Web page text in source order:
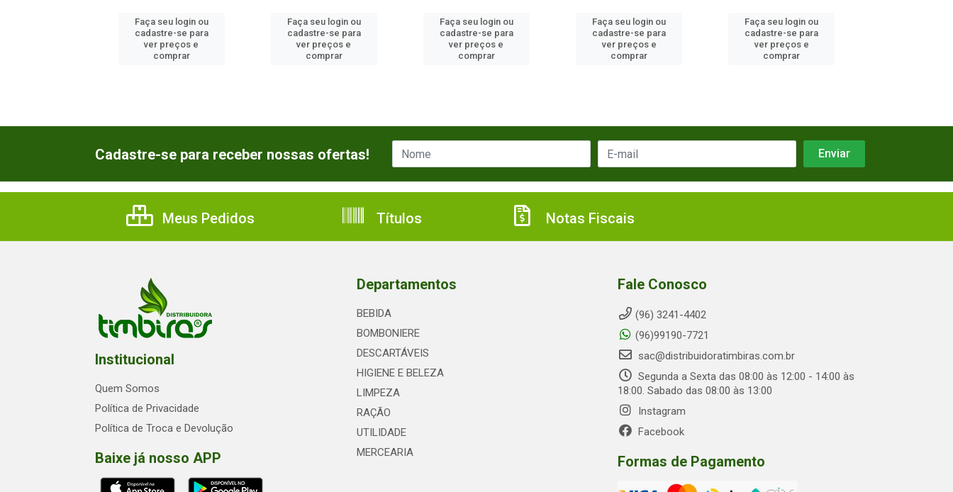
Faça seu login ou
cadastre-se para
ver preços e
comprar
Faça seu login ou
cadastre-se para
ver preços e
comprar
Faça seu login ou
cadastre-se para
ver preços e
comprar
Faça seu login ou
cadastre-se para
ver preços e
comprar
Faça seu login ou
cadastre-se para
ver preços e
comprar
Cadastre-se para receber nossas ofertas!
Meus Pedidos Títulos Notas Fiscais
Institucional
Quem Somos
Política de Privacidade
Política de Troca e Devolução
Baixe já nosso APP
Departamentos
BEBIDA
BOMBONIERE
DESCARTÁVEIS
HIGIENE E BELEZA
LIMPEZA
RAÇÃO
UTILIDADE
MERCEARIA
Fale Conosco
(96) 3241-4402
(96)99190-7721
sac@distribuidoratimbiras.com.br
Segunda a Sexta das 08:00 às 12:00 - 14:00 às
18:00. Sabado das 08:00 às 13:00
Instagram
Facebook
Formas de Pagamento